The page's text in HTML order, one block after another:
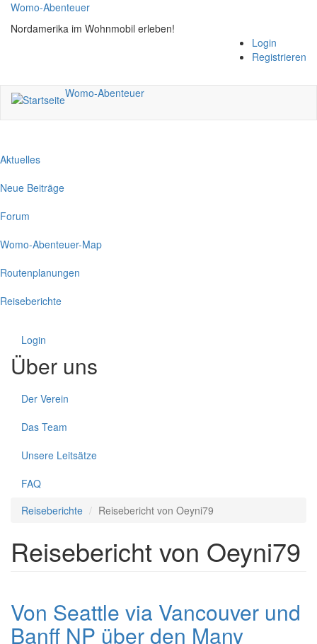
Direkt
zum
Inhalt
Womo-Abenteuer
Nordamerika im Wohnmobil erleben!
Login
Registrieren
Womo-Abenteuer
Aktuelles
Neue Beiträge
Forum
Womo-Abenteuer-Map
Routenplanungen
Reiseberichte
Login
Über uns
Der Verein
Das Team
Unsere Leitsätze
FAQ
Reiseberichte
Reisebericht von Oeyni79
Reisebericht von Oeyni79
Von Seattle via Vancouver und
Banff NP über den Many